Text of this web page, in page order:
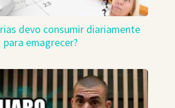
devo consumir diariamente
para emagrecer?